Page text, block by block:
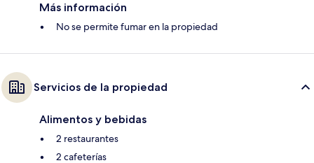
Más información
No se permite fumar en la propiedad
Servicios de la propiedad
Alimentos y bebidas
2 restaurantes
2 cafeterías